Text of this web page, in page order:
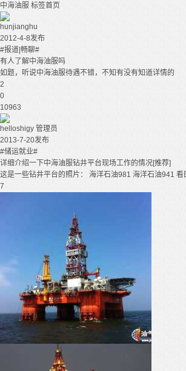
中海油服 标签首页
hunjianghu
2012-4-8发布
#报道|畅聊#
有人了解中海油服吗
如题，听说中海油服待遇不错，不知有没有知道详情的
2
0
10963
helloshigy 管理员
2013-7-20发布
#储运就业#
详细介绍一下中海油服钻井平台现场工作的情况[推荐]
这是一些钻井平台的照片： 海洋石油981 海洋石油941 看
7